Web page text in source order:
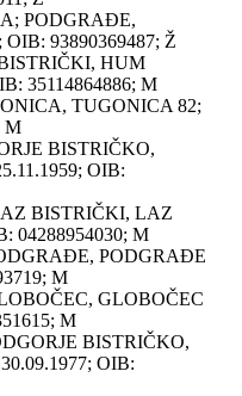
PODGRAĐE,
93890369487; Ž
HUM
35114864886; M
TUGONICA 82;
M
BISTRIČKO,
OIB:
BISTRIČKI, LAZ
04288954030; M
PODGRAĐE
M
GLOBOČEC
M
BISTRIČKO,
OIB: